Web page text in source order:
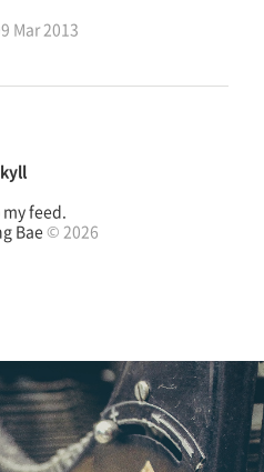
Mar 2013
feed.
Bae© 2026